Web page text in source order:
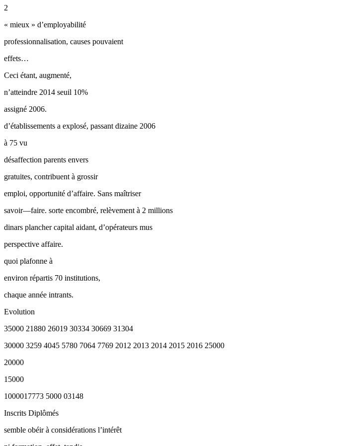
2
« mieux » d’employabilité
professionnalisation, causes pouvaient
effets…
Ceci étant, augmenté,
n’atteindre 2014 seuil 10%
assigné 2006.
d’établissements a explosé, passant dizaine 2006
à 75 vu
désaffection parents envers
gratuites, contribuent à grossir
emploi, opportunité d’affaire. Sans maîtriser
savoir—faire. sorte encombré, relèvement à 2 millions
dinars plancher capital aidant, d’opérateurs mus
perspective affaire.
quoi plafonne à
environ répartis 70 institutions,
chaque année intrants.
Evolution
35000 21880 26019 30334 30669 31304
30000 3259 4045 5780 7064 7769 2012 2013 2014 2015 2016 25000
20000
15000
1000017773 5000 03148
Inscrits Diplômés
semble obéir à considérations l’intérêt